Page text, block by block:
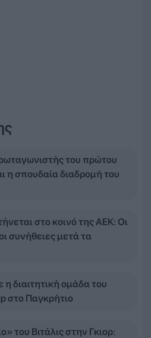
του πρώτου
η σπουδαία διαδρομή του
στο κοινό της ΑΕΚ: Οι
συνήθειες μετά τα
διαιτητική ομάδα του
στο Παγκρήτιο
του Βιτάλις στην Γκιορ: